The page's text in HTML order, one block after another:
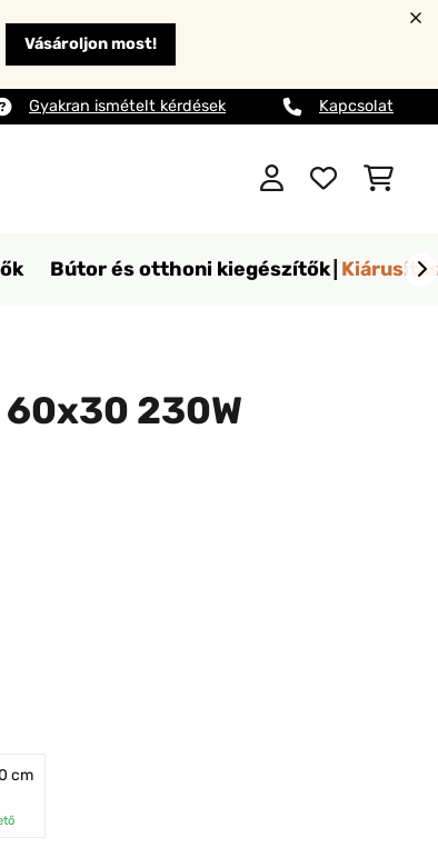
Vásároljon most!
Gyakran ismételt kérdések Kapcsolat
Bútor és otthoni kiegészítők
230W
cm